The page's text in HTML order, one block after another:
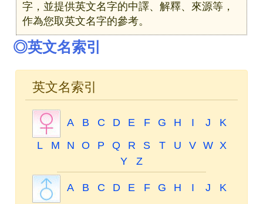
字，並提供英文名字的中譯、解釋、來源等，
作為您取英文名字的參考。
◎英文名索引
英文名索引
A B C D E F G H I J
K
L
M N O P Q R S T U V W X
Y
Z
A B C D E F G H I J
K